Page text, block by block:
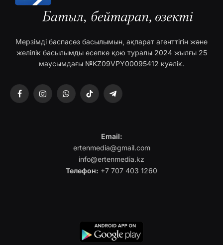
Мерзімді баспасөз басылымын, ақпарат агенттігін және
желілік басылымды есепке қою туралы 2024 жылғы 25
маусымдағы №KZ09VPY00095412 куәлік.
FacebookInstagramWhatsAppTikTok Telegram
Email:
ertenmedia@gmail.com
info@ertenmedia.kz
Телефон: +7 707 403 1260